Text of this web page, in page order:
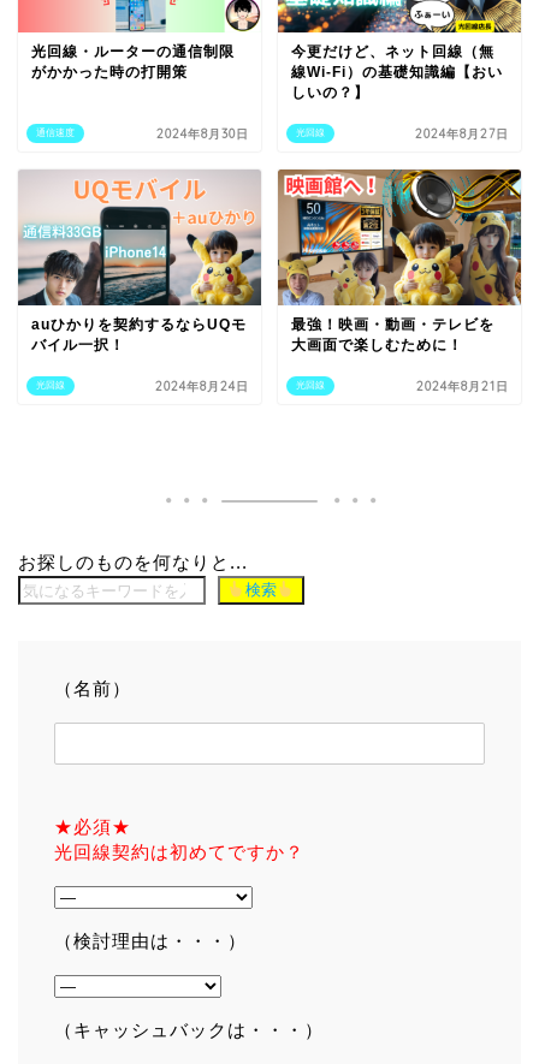
通信速度
光回線・ルーターの通信制限
がかかった時の打開策
2024年8月30日 光回線
今更だけど、ネット回線（無
線Wi-Fi）の基礎知識編【おい
しいの？】
2024年8月27日
光回線
auひかりを契約するならUQモ
バイル一択！
2024年8月24日 光回線
最強！映画・動画・テレビを
大画面で楽しむために！
2024年8月21日
お探しのものを何なりと...
検索
（名前）
★必須★
光回線契約は初めてですか？
（検討理由は・・・）
（キャッシュバックは・・・）